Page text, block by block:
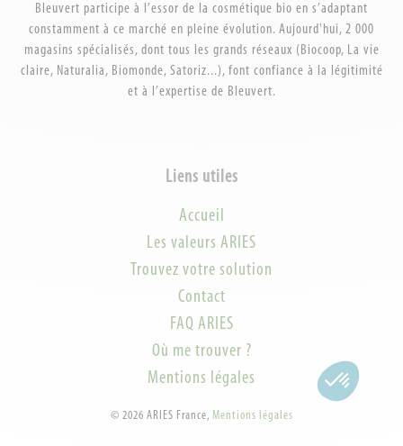
Bleuvert participe à l’essor de la cosmétique bio en s’adaptant
constamment à ce marché en pleine évolution. Aujourd'hui, 2 000
magasins spécialisés, dont tous les grands réseaux (Biocoop, La vie
claire, Naturalia, Biomonde, Satoriz...), font confiance à la légitimité
et à l’expertise de Bleuvert.
Liens utiles
Accueil
Les valeurs ARIES
Trouvez votre solution
Contact
FAQ ARIES
Où me trouver ?
Mentions légales
© 2026 ARIES France, Mentions légales